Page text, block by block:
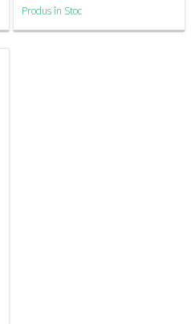
Produs în Stoc